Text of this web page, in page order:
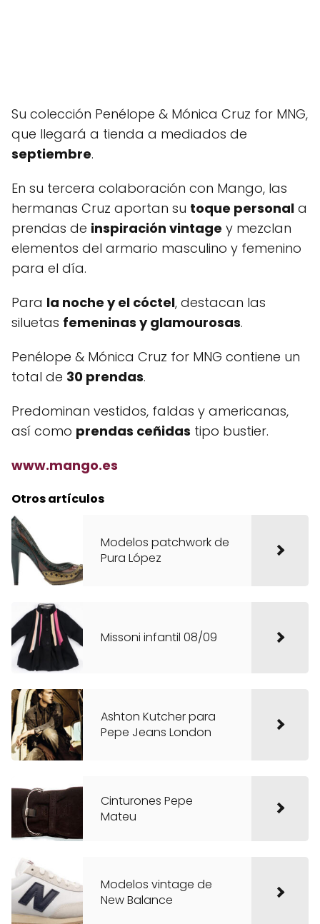
Su colección Penélope & Mónica Cruz for MNG,
que llegará a tienda a mediados de
septiembre.
En su tercera colaboración con Mango, las
hermanas Cruz aportan su toque personal a
prendas de inspiración vintage y mezclan
elementos del armario masculino y femenino
para el día.
Para la noche y el cóctel, destacan las
siluetas femeninas y glamourosas.
Penélope & Mónica Cruz for MNG contiene un
total de 30 prendas.
Predominan vestidos, faldas y americanas,
así como prendas ceñidas tipo bustier.
www.mango.es
Otros artículos
Modelos patchwork de
Pura López
Missoni infantil 08/09
Ashton Kutcher para
Pepe Jeans London
Cinturones Pepe
Mateu
Modelos vintage de
New Balance